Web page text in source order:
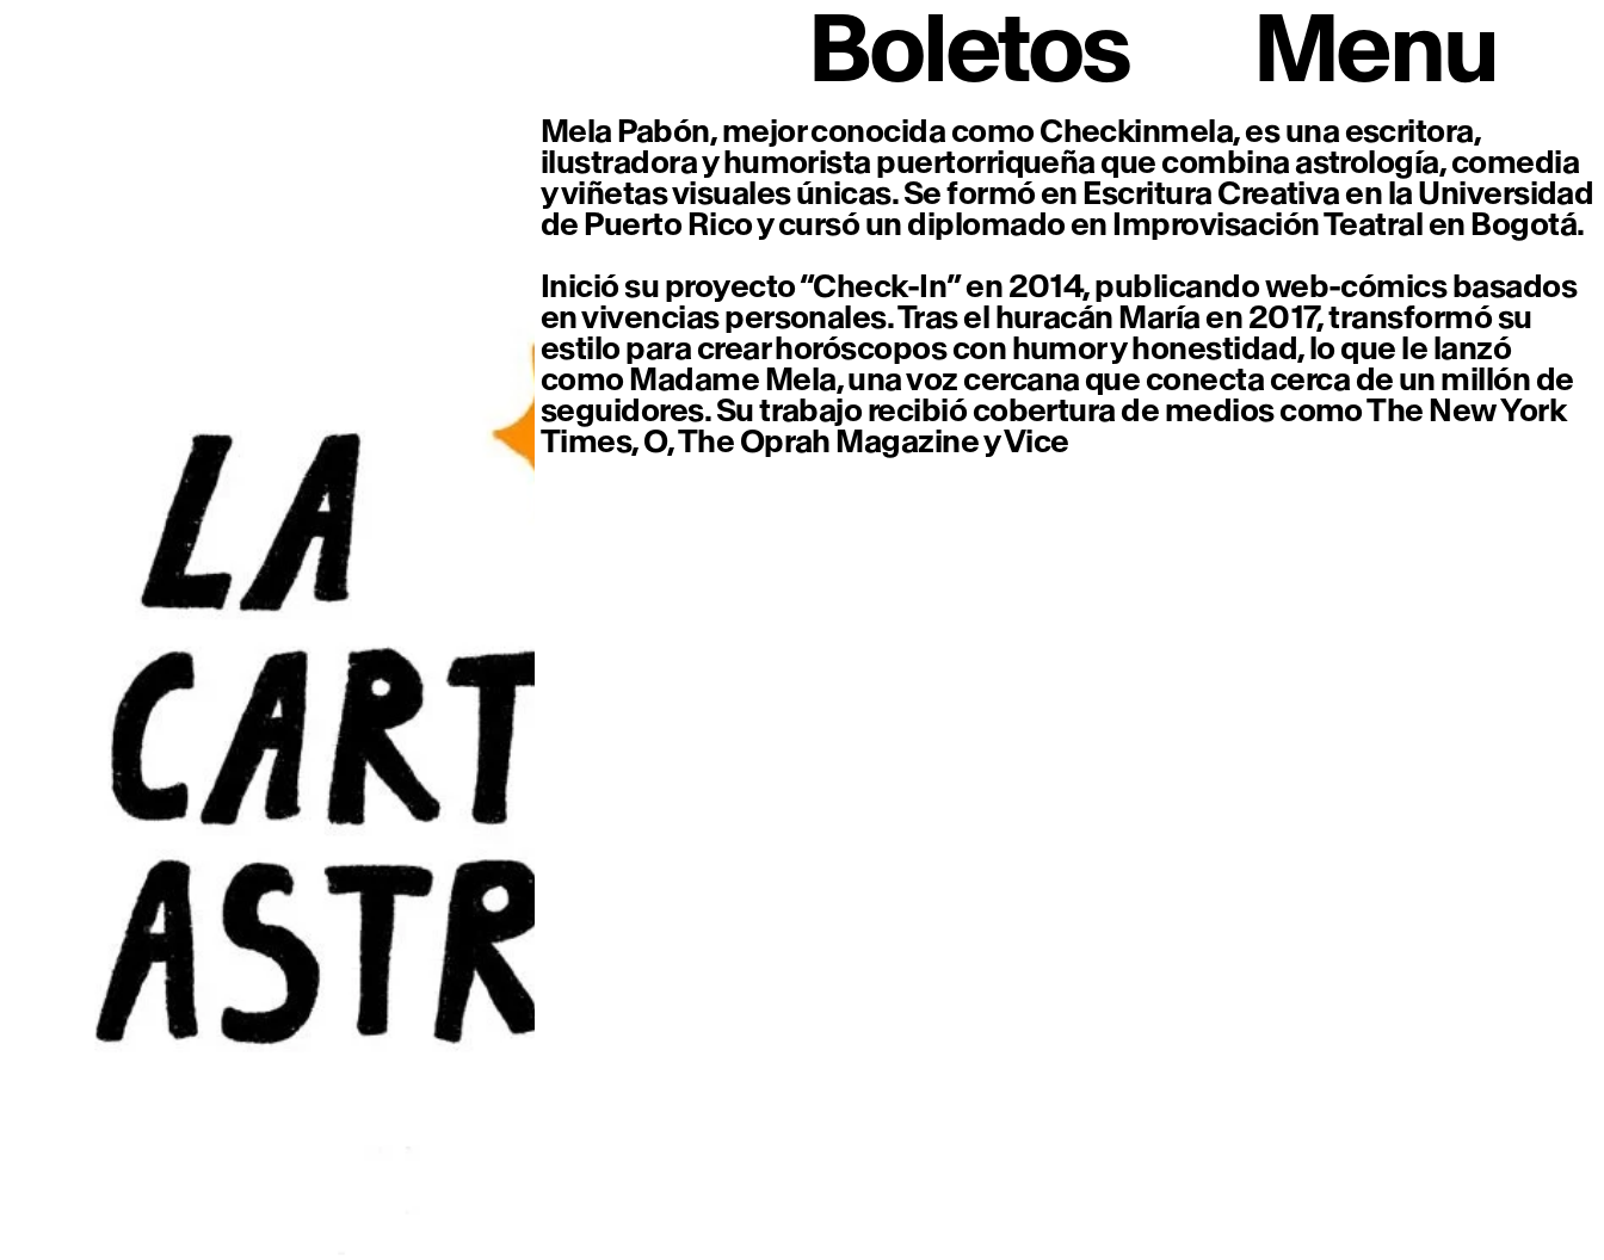
Boletos Menu
Mela Pabón, mejor conocida como Checkinmela, es una escritora,
ilustradora y humorista puertorriqueña que combina astrología, comedia
y viñetas visuales únicas. Se formó en Escritura Creativa en la Universidad
de Puerto Rico y cursó un diplomado en Improvisación Teatral en Bogotá.
Inició su proyecto “Check-In” en 2014, publicando web-cómics basados
en vivencias personales. Tras el huracán María en 2017, transformó su
estilo para crear horóscopos con humor y honestidad, lo que le lanzó
como Madame Mela, una voz cercana que conecta cerca de un millón de
seguidores. Su trabajo recibió cobertura de medios como The New York
Times, O, The Oprah Magazine y Vice